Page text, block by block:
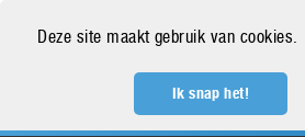
Deze site maakt gebruik van cookies.
Ik snap het!